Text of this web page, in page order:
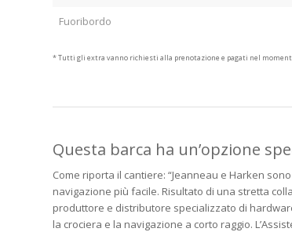
Fuoribordo
* Tutti gli extra vanno richiesti alla prenotazione e pagati nel
Questa barca ha un’opzione
Come riporta il cantiere: “Jeanneau e Harken
navigazione più facile. Risultato di una stretta
produttore e distributore specializzato di
la crociera e la navigazione a corto raggio.